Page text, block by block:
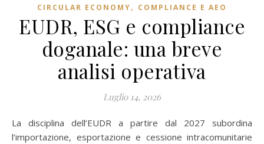
CIRCULAR ECONOMY, COMPLIANCE E AEO
EUDR, ESG e compliance
doganale: una breve
analisi operativa
Luglio 14, 2026
La disciplina dell’EUDR a partire dal 2027 subordina
l’importazione, esportazione e cessione intracomunitarie